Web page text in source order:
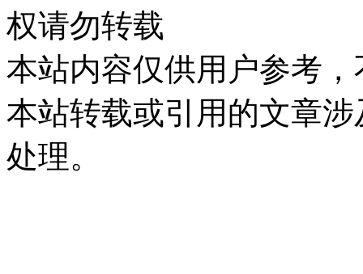
权请勿转载
本站内容仅供用户参考
本站转载或引用的文章
处理。